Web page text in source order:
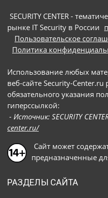
SECURITY CENTER -
рынке IT Security в России
Пользовательское
Политика
Использование любых
веб-сайте Security-
обязательного указания
гиперссылкой:
- Источник: SECURITY
center.ru/
Сайт может
предназначенные
РАЗДЕЛЫ САЙТА